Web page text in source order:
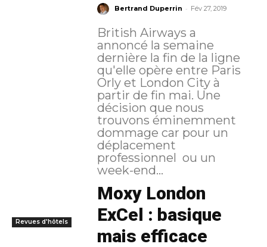
Bertrand Duperrin - Fév 27, 2019
British Airways a
annoncé la semaine
dernière la fin de la ligne
qu'elle opère entre Paris
Orly et London City à
partir de fin mai. Une
décision que nous
trouvons éminemment
dommage car pour un
déplacement
professionnel ou un
week-end...
Revues d'hôtels
Moxy London
ExCel : basique
mais efficace